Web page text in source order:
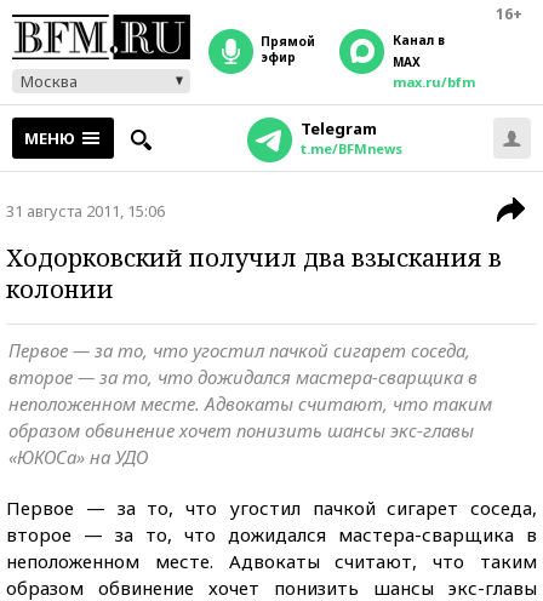
16+
Москва
прямой
эфир
Канал в
MAX
max.ru/bfm
МЕНЮ Telegram
t.me/BFMnews
31 августа 2011, 15:06
Ходорковский получил два взыскания в
колонии
Первое — за то, что угостил пачкой сигарет соседа,
второе — за то, что дожидался мастера-сварщика в
неположенном месте. Адвокаты считают, что таким
образом обвинение хочет понизить шансы экс-главы
«ЮКОСа» на УДО
Первое — за то, что угостил пачкой сигарет соседа,
второе — за то, что дожидался мастера-сварщика в
неположенном месте. Адвокаты считают, что таким
образом обвинение хочет понизить шансы экс-главы